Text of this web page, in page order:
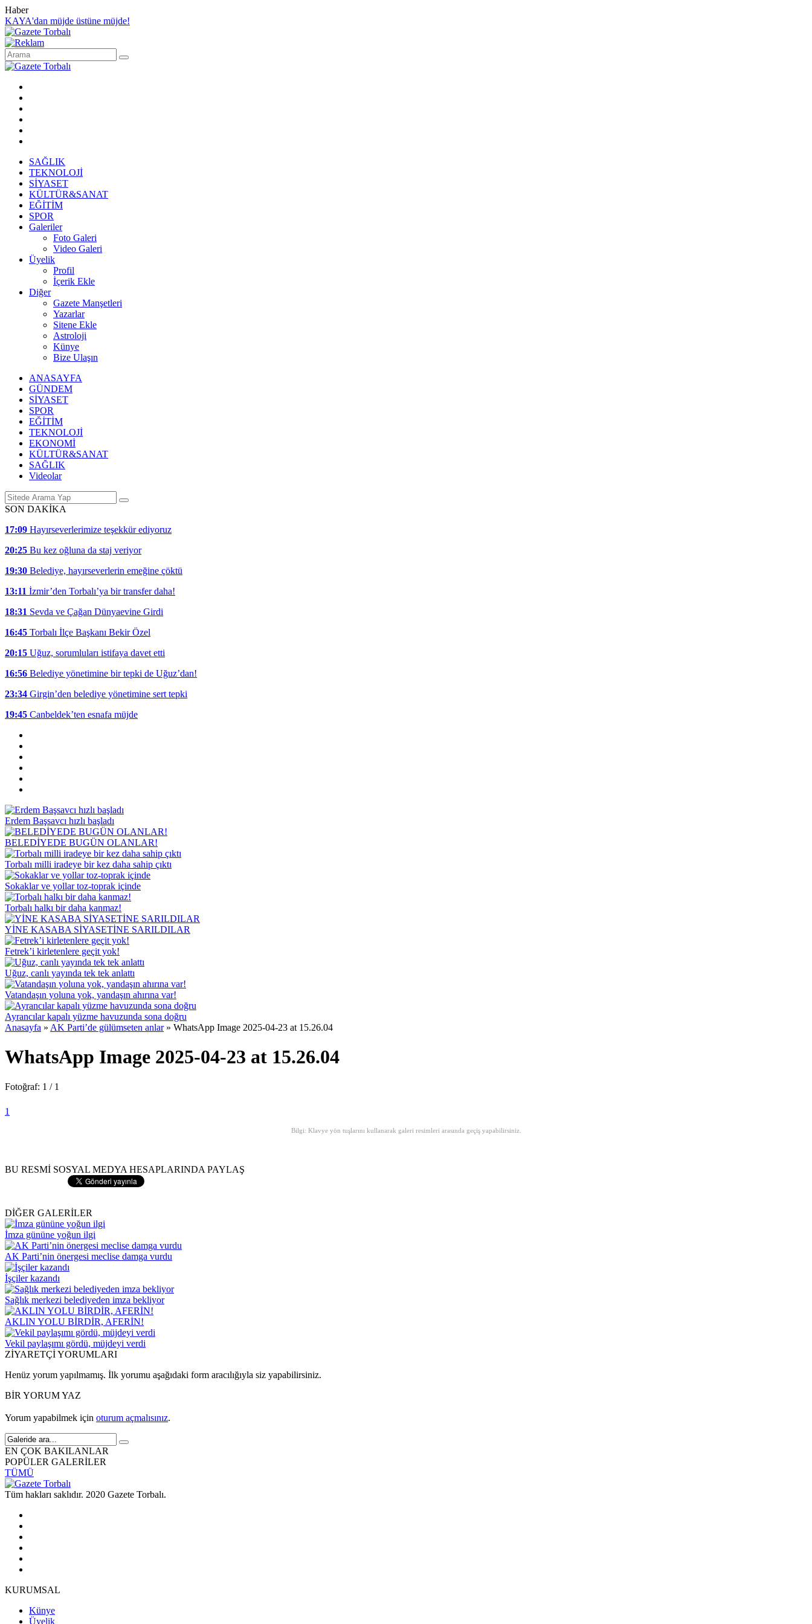
Haber
KAYA'dan müjde üstüne müjde!
SAĞLIK
TEKNOLOJİ
SİYASET
KÜLTÜR&SANAT
EĞİTİM
SPOR
Galeriler
Foto Galeri
Video Galeri
Üyelik
Profil
İçerik Ekle
Diğer
Gazete Manşetleri
Yazarlar
Sitene Ekle
Astroloji
Künye
Bize Ulaşın
ANASAYFA
GÜNDEM
SİYASET
SPOR
EĞİTİM
TEKNOLOJİ
EKONOMİ
KÜLTÜR&SANAT
SAĞLIK
Videolar
SON DAKİKA
17:09 Hayırseverlerimize teşekkür ediyoruz
20:25 Bu kez oğluna da staj veriyor
19:30 Belediye, hayırseverlerin emeğine çöktü
13:11 İzmir’den Torbalı’ya bir transfer daha!
18:31 Sevda ve Çağan Dünyaevine Girdi
16:45 Torbalı İlçe Başkanı Bekir Özel
20:15 Uğuz, sorumluları istifaya davet etti
16:56 Belediye yönetimine bir tepki de Uğuz’dan!
23:34 Girgin’den belediye yönetimine sert tepki
19:45 Canbeldek’ten esnafa müjde
Erdem Başsavcı hızlı başladı
BELEDİYEDE BUGÜN OLANLAR!
Torbalı milli iradeye bir kez daha sahip çıktı
Sokaklar ve yollar toz-toprak içinde
Torbalı halkı bir daha kanmaz!
YİNE KASABA SİYASETİNE SARILDILAR
Fetrek’i kirletenlere geçit yok!
Uğuz, canlı yayında tek tek anlattı
Vatandaşın yoluna yok, yandaşın ahırına var!
Ayrancılar kapalı yüzme havuzunda sona doğru
Anasayfa » AK Parti’de gülümseten anlar » WhatsApp Image 2025-04-23 at 15.26.04
WhatsApp Image 2025-04-23 at 15.26.04
Fotoğraf: 1 / 1
1
Bilgi: Klavye yön tuşlarını kullanarak galeri resimleri arasında geçiş yapabilirsiniz.
BU RESMİ SOSYAL MEDYA HESAPLARINDA PAYLAŞ
DİĞER GALERİLER
İmza gününe yoğun ilgi
AK Parti’nin önergesi meclise damga vurdu
İşçiler kazandı
Sağlık merkezi belediyeden imza bekliyor
AKLIN YOLU BİRDİR, AFERİN!
Vekil paylaşımı gördü, müjdeyi verdi
ZİYARETÇİ YORUMLARI
Henüz yorum yapılmamış. İlk yorumu aşağıdaki form aracılığıyla siz yapabilirsiniz.
BİR YORUM YAZ
Yorum yapabilmek için oturum açmalısınız.
EN ÇOK BAKILANLAR
POPÜLER GALERİLER
TÜMÜ
Tüm hakları saklıdır. 2020 Gazete Torbalı.
KURUMSAL
Künye
Üyelik